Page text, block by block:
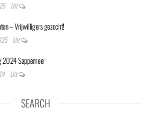
Uit
– Vrijwilligers gezocht!
Uit
2024 Sappemeer
Uit
SEARCH